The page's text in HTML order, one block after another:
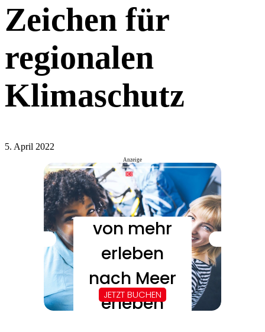
Zeichen für
regionalen
Klimaschutz
5. April 2022
Anzeige